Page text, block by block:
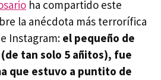
ha compartido este
la anécdota más terrorífica
Instagram: el pequeño de
(de tan solo 5 añitos), fue
que estuvo a puntito de